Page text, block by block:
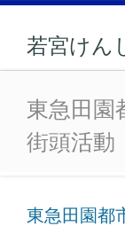
若宮けん
東急田
東急田園
街頭活動
東急田園都